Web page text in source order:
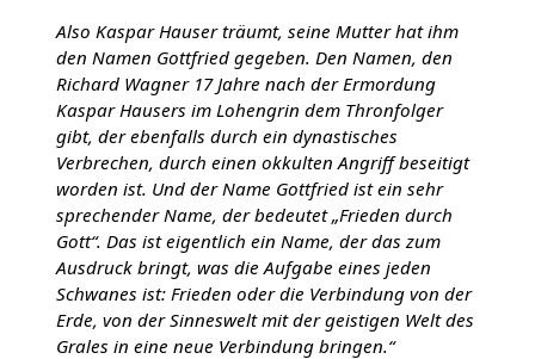
Also Kaspar Hauser träumt, seine Mutter hat ihm
den Namen Gottfried gegeben. Den Namen, den
Richard Wagner 17 Jahre nach der Ermordung
Kaspar Hausers im Lohengrin dem Thronfolger
gibt, der ebenfalls durch ein dynastisches
Verbrechen, durch einen okkulten Angriff beseitigt
worden ist. Und der Name Gottfried ist ein sehr
sprechender Name, der bedeutet „Frieden durch
Gott“. Das ist eigentlich ein Name, der das zum
Ausdruck bringt, was die Aufgabe eines jeden
Schwanes ist: Frieden oder die Verbindung von der
Erde, von der Sinneswelt mit der geistigen Welt des
Grales in eine neue Verbindung bringen.“